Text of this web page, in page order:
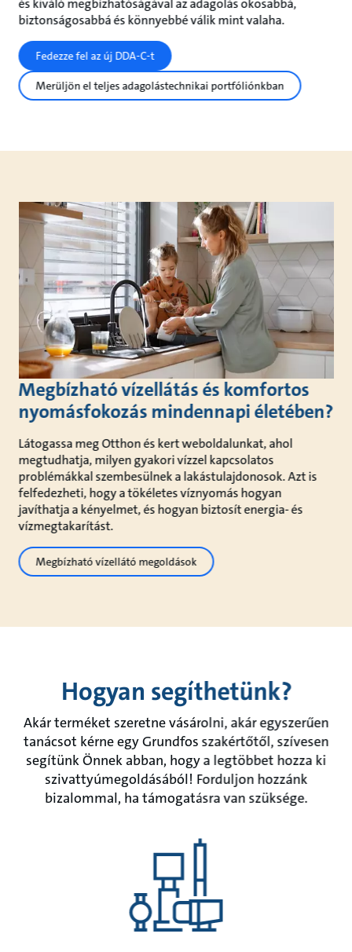
és kiváló megbízhatóságával az adagolás okosabbá,
biztonságosabbá és könnyebbé válik mint valaha.
Fedezze fel az új DDA-C-t
Merüljön el teljes adagolástechnikai portfóliónkban
Megbízható vízellátás és komfortos
nyomásfokozás mindennapi életében?
Látogassa meg Otthon és kert weboldalunkat, ahol
megtudhatja, milyen gyakori vízzel kapcsolatos
problémákkal szembesülnek a lakástulajdonosok. Azt is
felfedezheti, hogy a tökéletes víznyomás hogyan
javíthatja a kényelmet, és hogyan biztosít energia- és
vízmegtakarítást.
Megbízható vízellátó megoldások
Hogyan segíthetünk?
Akár terméket szeretne vásárolni, akár egyszerűen
tanácsot kérne egy Grundfos szakértőtől, szívesen
segítünk Önnek abban, hogy a legtöbbet hozza ki
szivattyúmegoldásából! Forduljon hozzánk
bizalommal, ha támogatásra van szüksége.